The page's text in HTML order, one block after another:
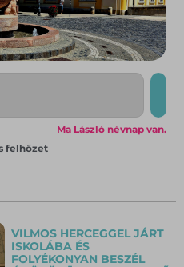
Ma László névnap van.
felhőzet
VILMOS HERCEGGEL JÁRT
ISKOLÁBA ÉS
FOLYÉKONYAN BESZÉL